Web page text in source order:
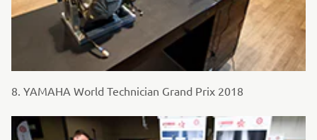
8. YAMAHA World Technician Grand Prix 2018